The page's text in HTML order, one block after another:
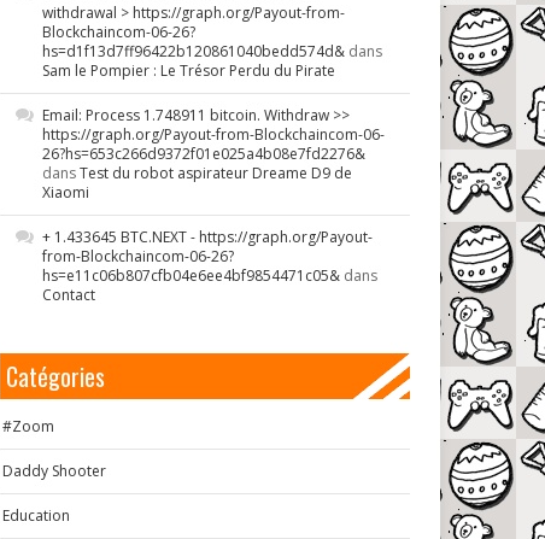
withdrawal > https://graph.org/Payout-from-
Blockchaincom-06-26?
hs=d1f13d7ff96422b120861040bedd574d& dans
Sam le Pompier : Le Trésor Perdu du Pirate
Email: Process 1.748911 bitcoin. Withdraw >>
https://graph.org/Payout-from-Blockchaincom-06-
26?hs=653c266d9372f01e025a4b08e7fd2276&
dansTest du robot aspirateur Dreame D9 de
Xiaomi
+ 1.433645 BTC.NEXT - https://graph.org/Payout-
from-Blockchaincom-06-26?
hs=e11c06b807cfb04e6ee4bf9854471c05& dans
Contact
Catégories
#Zoom
Daddy Shooter
Education